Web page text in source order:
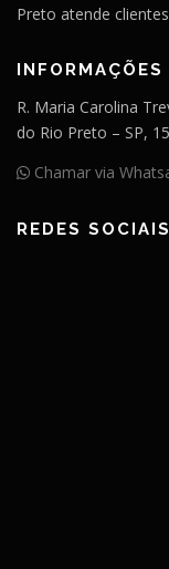
Preto atende
INFORMAÇÕES
R. Maria Carolina
do Rio Preto – SP,
Chamar via
REDES SOCIAIS